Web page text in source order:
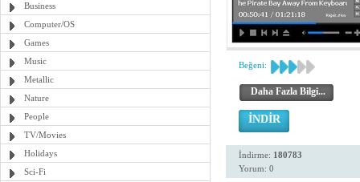
Business
Computer/OS
Games
Music
Metallic
Nature
People
TV/Movies
Holidays
Sci-Fi
Beğeni:
Daha Fazla Bilgi...
İNDİR
İndirme: 180783
Yorum: 0